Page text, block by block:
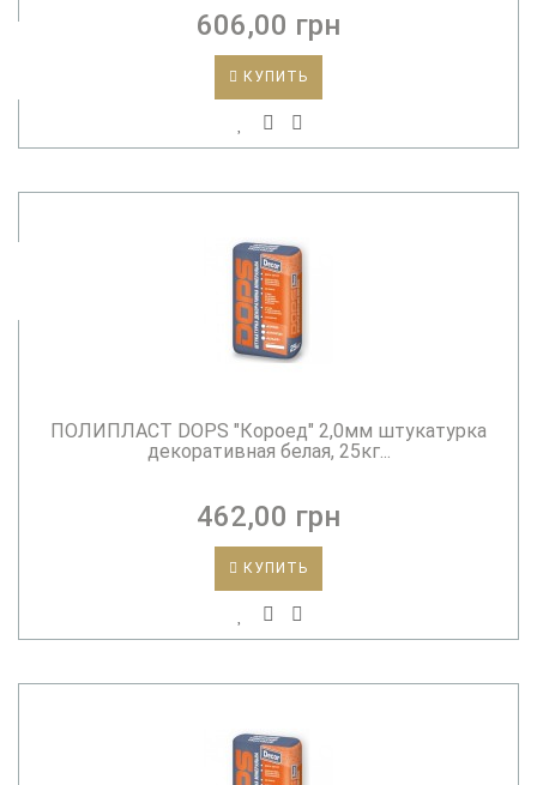
606,00 грн
КУПИТЬ
ПОЛИПЛАСТ DOPS "Короед" 2,0мм штукатурка
декоративная белая, 25кг...
462,00 грн
КУПИТЬ